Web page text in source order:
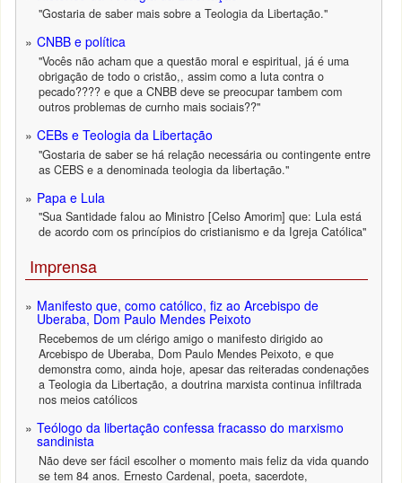
"Gostaria de saber mais sobre a Teologia da Libertação."
CNBB e política
"Vocês não acham que a questão moral e espiritual, já é uma
obrigação de todo o cristão,, assim como a luta contra o
pecado???? e que a CNBB deve se preocupar tambem com
outros problemas de curnho mais sociais??"
CEBs e Teologia da Libertação
"Gostaria de saber se há relação necessária ou contingente entre
as CEBS e a denominada teologia da libertação."
Papa e Lula
"Sua Santidade falou ao Ministro [Celso Amorim] que: Lula está
de acordo com os princípios do cristianismo e da Igreja Católica"
Imprensa
Manifesto que, como católico, fiz ao Arcebispo de
Uberaba, Dom Paulo Mendes Peixoto
Recebemos de um clérigo amigo o manifesto dirigido ao
Arcebispo de Uberaba, Dom Paulo Mendes Peixoto, e que
demonstra como, ainda hoje, apesar das reiteradas condenações
a Teologia da Libertação, a doutrina marxista continua infiltrada
nos meios católicos
Teólogo da libertação confessa fracasso do marxismo
sandinista
Não deve ser fácil escolher o momento mais feliz da vida quando
se tem 84 anos. Ernesto Cardenal, poeta, sacerdote,